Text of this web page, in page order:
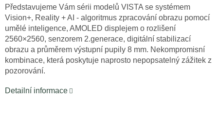
Představujeme Vám sérii modelů VISTA se systémem
Vision+, Reality + AI - algoritmus zpracování obrazu pomocí
umělé inteligence, AMOLED displejem o rozlišení
2560×2560, senzorem 2.generace, digitální stabilizací
obrazu a průměrem výstupní pupily 8 mm. Nekompromisní
kombinace, která poskytuje naprosto nepopsatelný zážitek z
pozorování.
Detailní informace